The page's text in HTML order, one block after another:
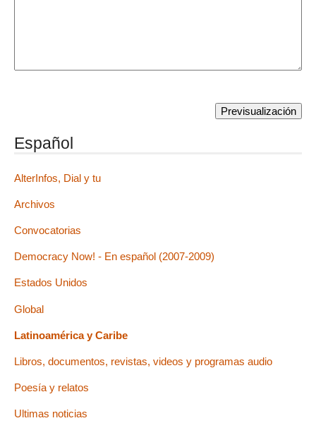
Español
AlterInfos, Dial y tu
Archivos
Convocatorias
Democracy Now! - En español (2007-2009)
Estados Unidos
Global
Latinoamérica y Caribe
Libros, documentos, revistas, videos y programas audio
Poesía y relatos
Ultimas noticias